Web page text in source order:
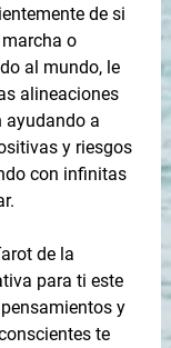
de si
o
al mundo, le
alineaciones
ayudando a
y riesgos
con infinitas
de la
para ti este
y
te